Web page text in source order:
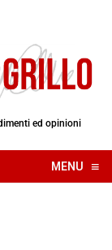
ed opinioni
MENU ≡
☰